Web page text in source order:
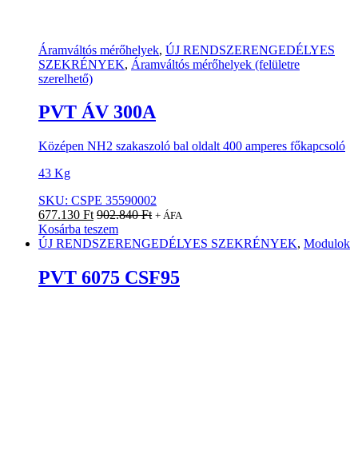
Áramváltós mérőhelyek, ÚJ RENDSZERENGEDÉLYES
SZEKRÉNYEK, Áramváltós mérőhelyek (felületre
szerelhető)
PVT ÁV 300A
Középen NH2 szakaszoló bal oldalt 400 amperes főkapcsoló
43 Kg
SKU: CSPE 35590002
677.130 Ft 902.840Ft + ÁFA
Kosárba teszem
ÚJ RENDSZERENGEDÉLYES SZEKRÉNYEK, Modulok
PVT 6075 CSF95